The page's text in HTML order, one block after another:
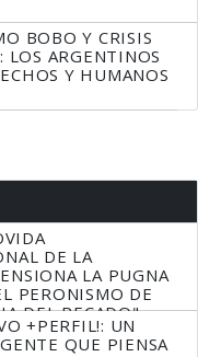
BOBO Y CRISIS
LOS ARGENTINOS
Y HUMANOS
DE LA
LA PUGNA
PERONISMO DE
DEL PECADO"
+PERFIL!: UN
QUE PIENSA